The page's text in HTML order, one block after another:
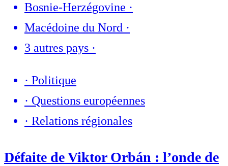
Bosnie-Herzégovine ·
Macédoine du Nord ·
3 autres pays ·
· Politique
· Questions européennes
· Relations régionales
Défaite de Viktor Orbán : l’onde de